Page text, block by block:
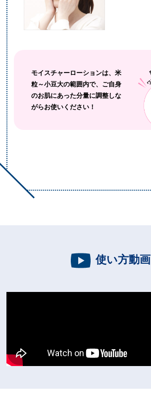
モイスチャーローションは、米
粒～小豆大の範囲内で、ご自身
のお肌にあった分量に調整しな
がらお使いください！
使い方動画